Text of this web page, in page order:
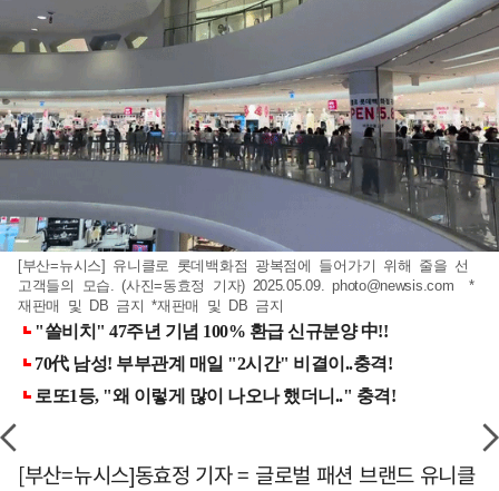
[부산=뉴시스] 유니클로 롯데백화점 광복점에 들어가기 위해 줄을 선
고객들의 모습. (사진=동효정 기자) 2025.05.09.photo@newsis.com *
재판매 및 DB 금지 *재판매 및 DB 금지
[부산=뉴시스]동효정 기자 = 글로벌 패션 브랜드 유니클